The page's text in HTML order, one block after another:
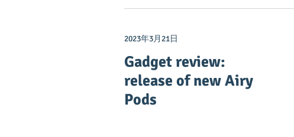
2023年3月21日
Gadget review:
release of new Airy
Pods